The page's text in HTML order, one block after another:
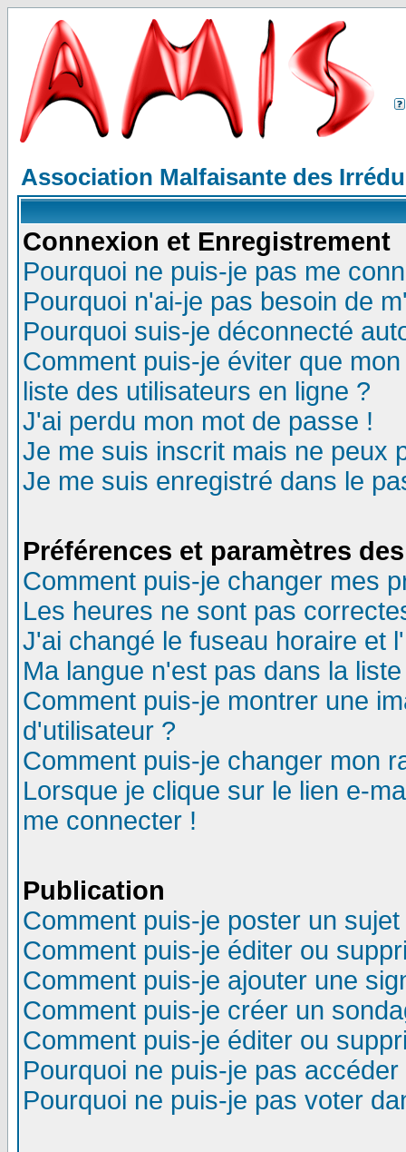
Association Malfaisante des
Connexion et Enregistrement
Pourquoi ne puis-je pas me
Pourquoi n'ai-je pas besoin de
Pourquoi suis-je déconnecté
Comment puis-je éviter que
liste des utilisateurs en ligne ?
J'ai perdu mon mot de passe !
Je me suis inscrit mais ne peux
Je me suis enregistré dans le
Préférences et paramètres
Comment puis-je changer mes
Les heures ne sont pas
J'ai changé le fuseau horaire et
Ma langue n'est pas dans la
Comment puis-je montrer une
d'utilisateur ?
Comment puis-je changer mon
Lorsque je clique sur le lien e-
me connecter !
Publication
Comment puis-je poster un
Comment puis-je éditer ou
Comment puis-je ajouter une
Comment puis-je créer un
Comment puis-je éditer ou
Pourquoi ne puis-je pas
Pourquoi ne puis-je pas voter